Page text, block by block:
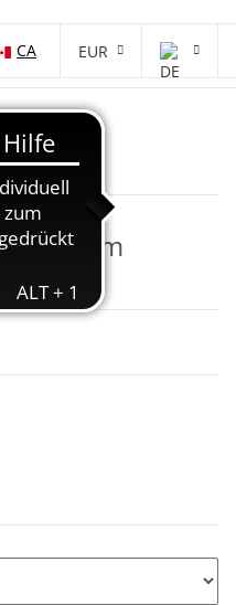
CA EUR
weißem